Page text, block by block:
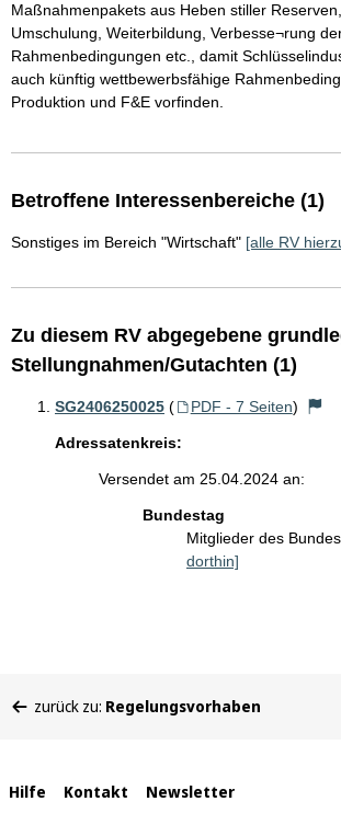
Maßnahmenpakets aus Heben stiller
Umschulung, Weiterbildung, Verbesse¬rung
Rahmenbedingungen etc., damit
auch künftig wettbewerbsfähige
Produktion und F&E vorfinden.
Betroffene Interessenbereiche (1)
Sonstiges im Bereich "Wirtschaft" [alle RV
Zu diesem RV abgegebene
Stellungnahmen/Gutachten (1)
SG2406250025 ( PDF - 7 Seiten)
Adressatenkreis:
Versendet am 25.04.2024 an:
Bundestag
Mitglieder des
dorthin]
befinden
zurück zu: Regelungsvorhaben
Interne
Hilfe Kontakt Newsletter